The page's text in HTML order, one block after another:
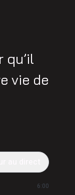
qu’il
vie de
6:00